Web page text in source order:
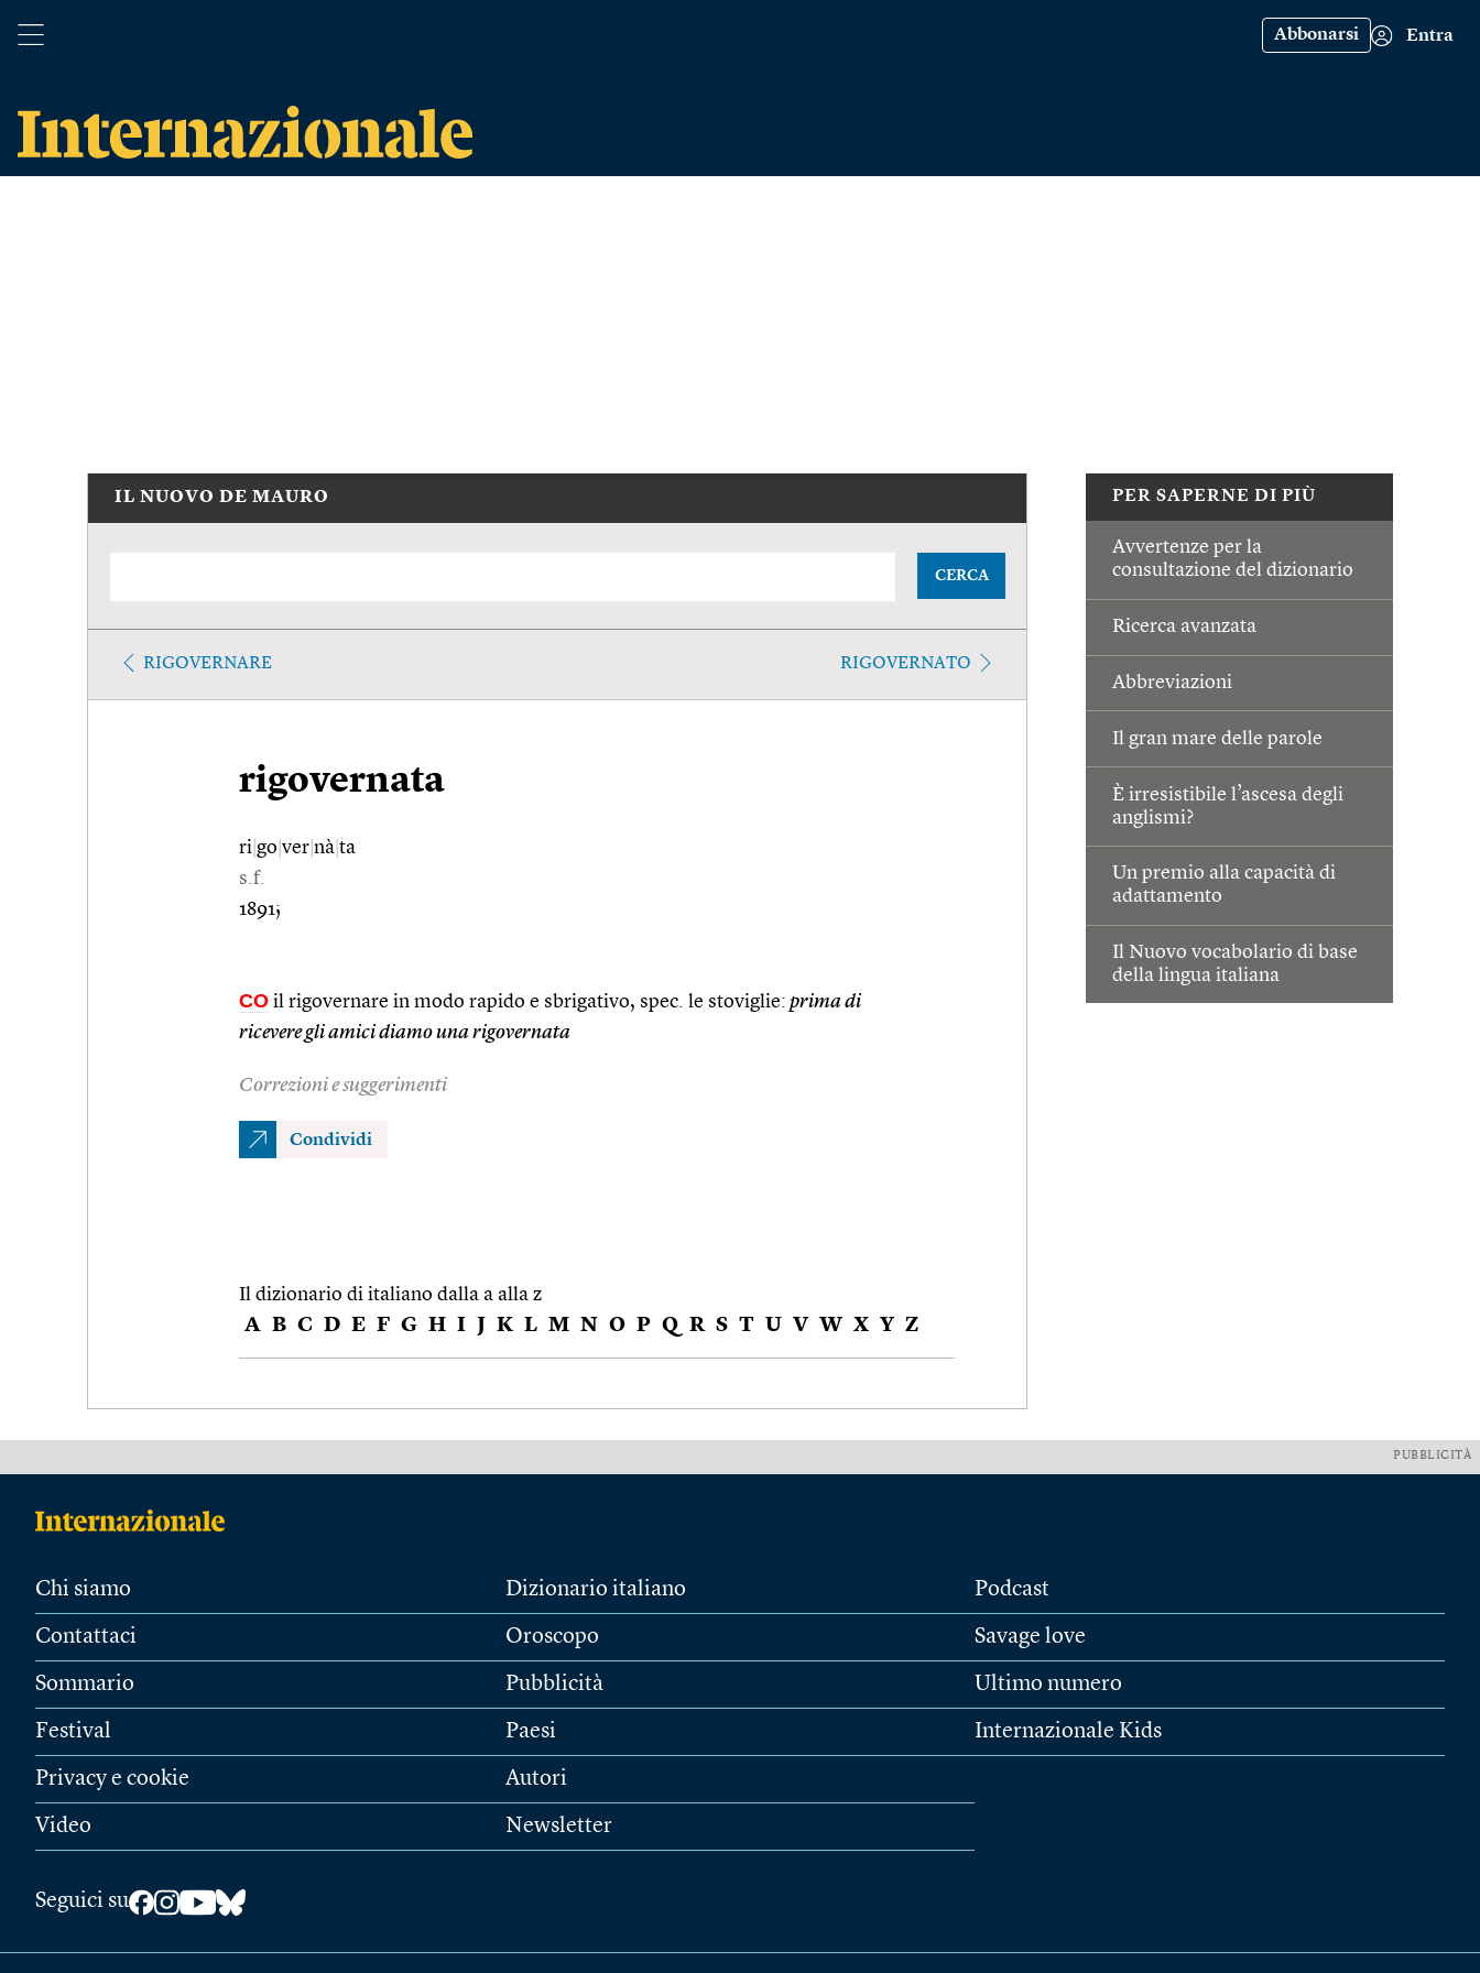
Abbonarsi Entra
PER SAPERNE DI PIÙ
Avvertenze per la
consultazione del dizionario
Ricerca avanzata
Abbreviazioni
Il gran mare delle parole
È irresistibile l’ascesa degli
anglismi?
Un premio alla capacità di
adattamento
Il Nuovo vocabolario di base
della lingua italiana
IL NUOVO DE MAURO
CERCA
RIGOVERNARE RIGOVERNATO
rigovernata
ri go ver nà ta
s.f.
1891;
CO il rigovernare in modo rapido e sbrigativo, spec. le stoviglie: prima di
ricevere gli amici diamo una rigovernata
Correzioni e suggerimenti
Condividi
Il dizionario di italiano dalla a alla z
A B C D E F G H I J K L M N O P Q R S T U V W X Y Z
PUBBLICITÀ
Chi siamo
Contattaci
Sommario
Festival
Privacy e cookie
Video
Dizionario italiano
Oroscopo
Pubblicità
Paesi
Autori
Newsletter
Podcast
Savage love
Ultimo numero
Internazionale Kids
Seguici su